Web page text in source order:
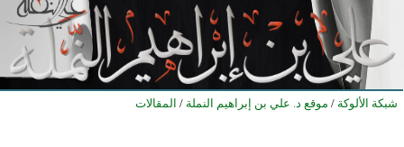
شبكة الألوكة / موقع د. علي بن إبراهيم النملة / المقالات